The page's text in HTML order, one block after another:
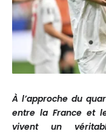
À l’approche du
entre la France et
vivent un